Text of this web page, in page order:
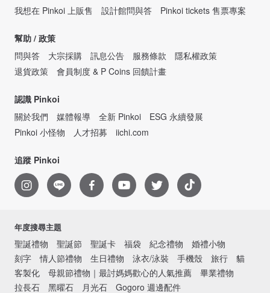
我想在 Pinkoi 上販售
設計館問與答 Pinkoi tickets 售票專案
幫助 / 政策
問與答
大宗採購 訊息公告 服務條款
隱私權政策
退貨政策
會員制度 & P Coins 回饋計畫
認識 Pinkoi
關於我們
媒體報導 全新 Pinkoi
ESG 永續發展
Pinkoi 小怪物
人才招募 iichi.com
追蹤 Pinkoi
年度搜尋主題
聖誕禮物 聖誕節 聖誕卡 福袋 紀念禮物
婚禮小物
刻字
情人節禮物 生日禮物 泳衣/泳裝 手機殼 旅行
貓
客製化
母親節禮物｜最討媽媽歡心的人氣推薦
畢業禮物
拉長石
黑曜石 月光石 Gogoro 週邊配件